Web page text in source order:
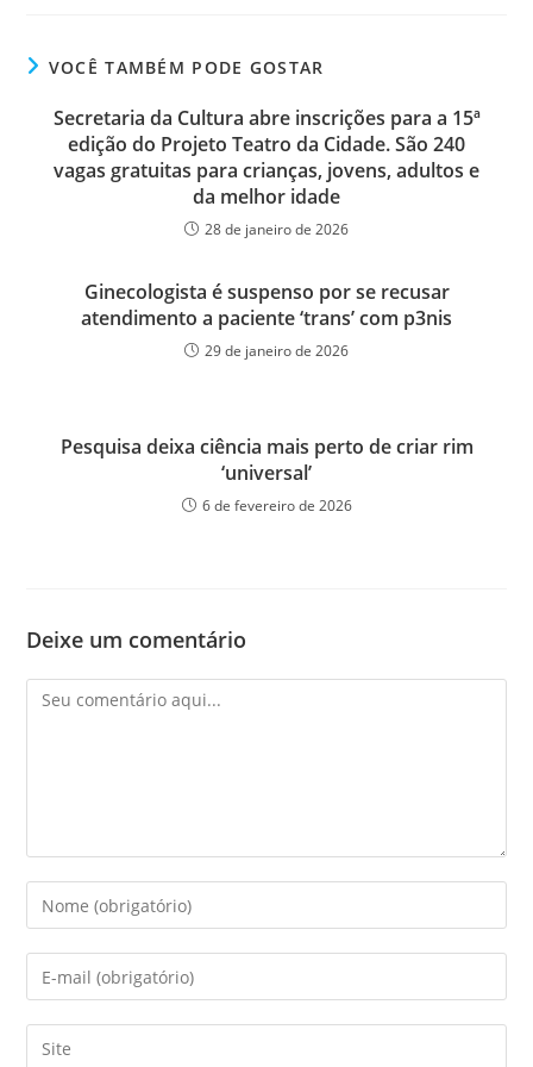
VOCÊ TAMBÉM PODE GOSTAR
Secretaria da Cultura abre inscrições para a 15ª
edição do Projeto Teatro da Cidade. São 240
vagas gratuitas para crianças, jovens, adultos e
da melhor idade
28 de janeiro de 2026
Ginecologista é suspenso por se recusar
atendimento a paciente ‘trans’ com p3nis
29 de janeiro de 2026
Pesquisa deixa ciência mais perto de criar rim
‘universal’
6 de fevereiro de 2026
Deixe um comentário
Comentário
Digite
seu
nome
ou
de
Digite
seu
endereço
de
Digite